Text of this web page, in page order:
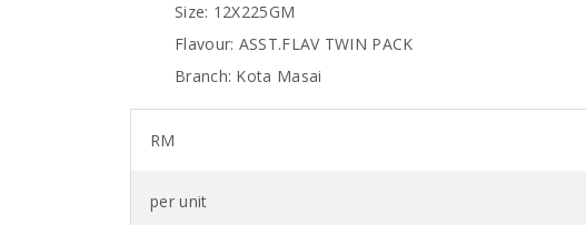
Size: 12X225GM
Flavour: ASST.FLAV TWIN PACK
Branch: Kota Masai
RM
per unit